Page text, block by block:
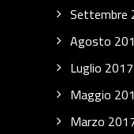
Settembre
Agosto
Luglio 2017
Maggio
Marzo